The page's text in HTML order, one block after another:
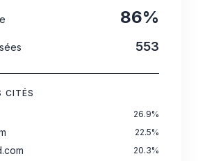
86%
553
CITÉS
26.9%
22.5%
20.3%